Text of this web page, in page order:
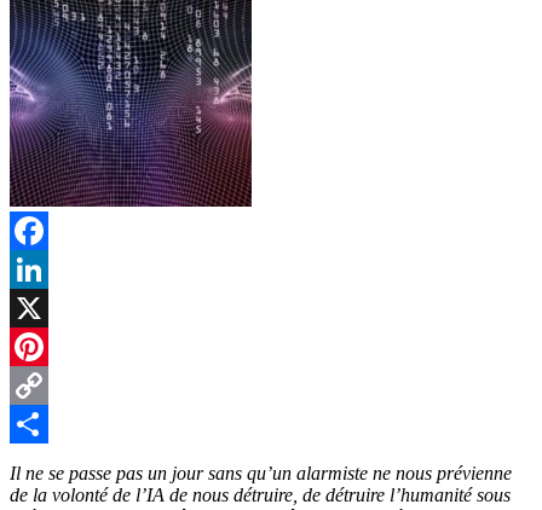
Facebook
LinkedIn
X
Pinterest
Copy
Link
Partager
Il ne se passe pas un jour sans qu’un alarmiste ne nous prévienne
de la volonté de l’IA de nous détruire, de détruire l’humanité sous